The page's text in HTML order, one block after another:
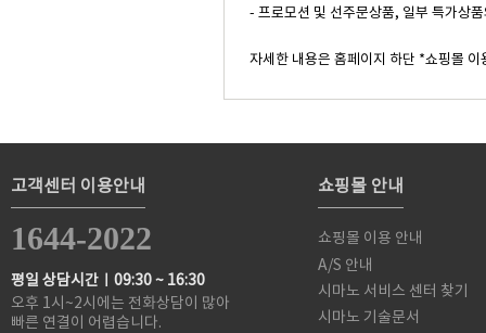
- 프로모션 및 선주문상품, 일부 특가상
자세한 내용은 홈페이지 하단 *쇼핑몰
고객센터 이용안내
1644-2022
평일 상담시간ㅣ09:30 ~ 16:30
오후 1시~2시에는 전화상담이 많아
빠른 연결이 어렵습니다.
쇼핑몰 안내
쇼핑몰 이용 안내
A/S 안내
시마노 서비스 센터 찾기
시마노 기술문서